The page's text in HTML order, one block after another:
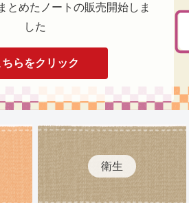
とめたノートの販売開始しま
した
ちらをクリック
衛生